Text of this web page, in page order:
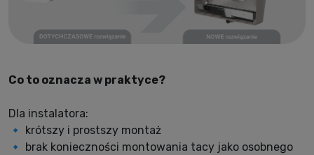
Co to oznacza w praktyce?
Dla instalatora:
🔹
krótszy i prostszy montaż
🔹 brak konieczności montowania tacy jako osobnego